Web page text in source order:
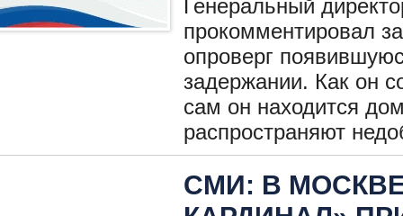
Генеральный
прокомментировал
опроверг
задержании. Как он
сам он находится
распространяют
СМИ: В